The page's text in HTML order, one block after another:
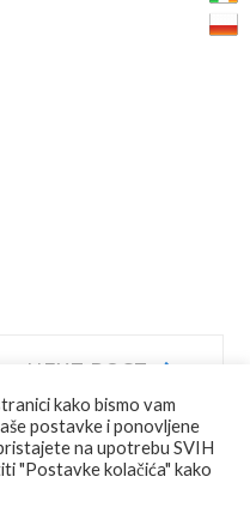
NEXT POST
kako bismo vam
postavke i ponovljene
na upotrebu SVIH
"Postavke kolačića" kako